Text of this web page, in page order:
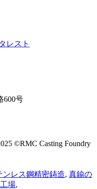
600号
©RMC Casting Foundry
ンレス鋼精密鋳造, 真鍮の
場,